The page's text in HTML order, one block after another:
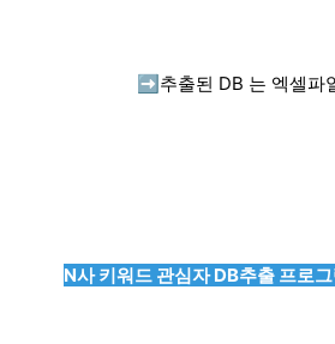
➡️ 추출된 DB 는 엑셀파
N사 키워드 관심자 DB추출 프로